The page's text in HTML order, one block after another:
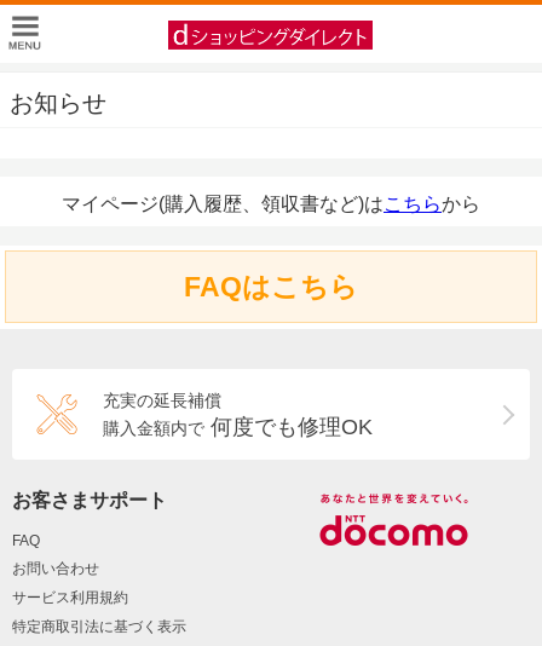
お知らせ
マイページ(購入履歴、領収書など)はこちらから
FAQはこちら
充実の延長補償
購入金額内で 何度でも修理OK
お客さまサポート
FAQ
お問い合わせ
サービス利用規約
特定商取引法に基づく表示